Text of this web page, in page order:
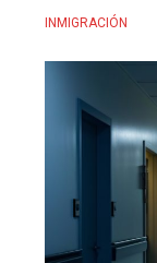
INMIGRACIÓN